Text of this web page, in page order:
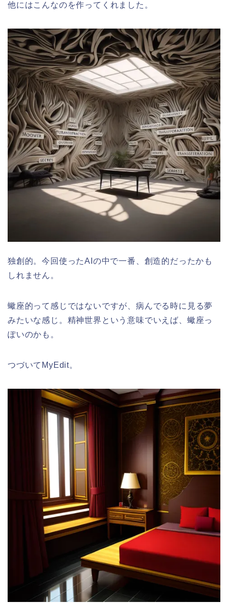
他にはこんなのを作ってくれました。
独創的。今回使ったAIの中で一番、創造的だったかも
しれません。
蠍座的って感じではないですが、病んでる時に見る夢
みたいな感じ。精神世界という意味でいえば、蠍座っ
ぽいのかも。
つづいてMyEdit。